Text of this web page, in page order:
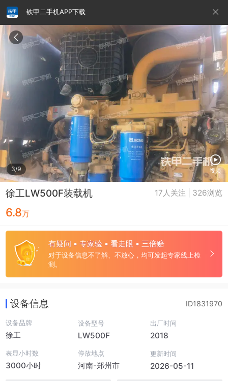
铁甲二手机APP下载
3/9 视频
徐工LW500F装载机 17人关注 | 326浏览
6.8万
有疑问 • 专家验 • 看走眼 • 三倍赔
对于设备信息不了解、不放心，均可发起专家线上检
测。
请输入手机号
交
即
表
示
您
意
《隐
私
政
策》
设备信息 ID1831970
设备品牌
徐工
设备型号
LW500F
出厂时间
2018
表显小时数
3000小时
停放地点
河南-郑州市
更新时间
2026-05-11
铁甲龙总部 4000099032 认证经纪人